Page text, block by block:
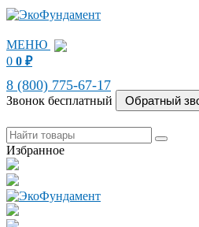
МЕНЮ
0 0 ₽
8 (800) 775-67-17
Звонок бесплатный
Избранное